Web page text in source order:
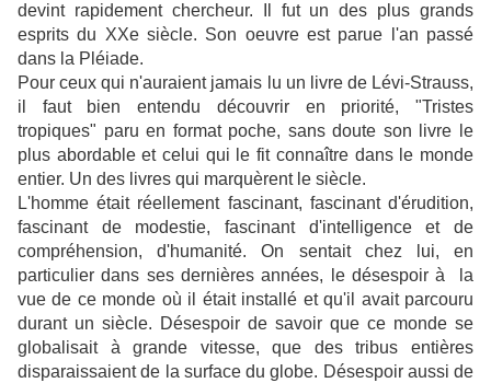
devint rapidement chercheur. Il fut un des plus grands
esprits du XXe siècle. Son oeuvre est parue l'an passé
dans la Pléiade.
Pour ceux qui n'auraient jamais lu un livre de Lévi-Strauss,
il faut bien entendu découvrir en priorité, "Tristes
tropiques" paru en format poche, sans doute son livre le
plus abordable et celui qui le fit connaître dans le monde
entier. Un des livres qui marquèrent le siècle.
L'homme était réellement fascinant, fascinant d'érudition,
fascinant de modestie, fascinant d'intelligence et de
compréhension, d'humanité. On sentait chez lui, en
particulier dans ses dernières années, le désespoir à la
vue de ce monde où il était installé et qu'il avait parcouru
durant un siècle. Désespoir de savoir que ce monde se
globalisait à grande vitesse, que des tribus entières
disparaissaient de la surface du globe. Désespoir aussi de